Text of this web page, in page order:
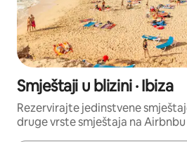
Smještaji u blizini · Ibiza
Rezervirajte jedinstvene
druge vrste smještaja na Airbnbu